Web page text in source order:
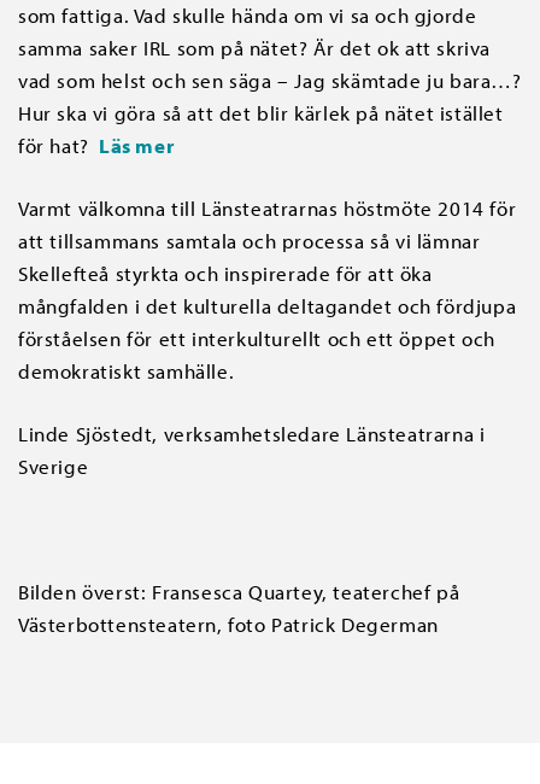
som fattiga. Vad skulle hända om vi sa och gjorde
samma saker IRL som på nätet? Är det ok att skriva
vad som helst och sen säga – Jag skämtade ju bara…?
Hur ska vi göra så att det blir kärlek på nätet istället
för hat? Läs mer
Varmt välkomna till Länsteatrarnas höstmöte 2014 för
att tillsammans samtala och processa så vi lämnar
Skellefteå styrkta och inspirerade för att öka
mångfalden i det kulturella deltagandet och fördjupa
förståelsen för ett interkulturellt och ett öppet och
demokratiskt samhälle.
Linde Sjöstedt, verksamhetsledare Länsteatrarna i
Sverige
Bilden överst: Fransesca Quartey, teaterchef på
Västerbottensteatern, foto Patrick Degerman